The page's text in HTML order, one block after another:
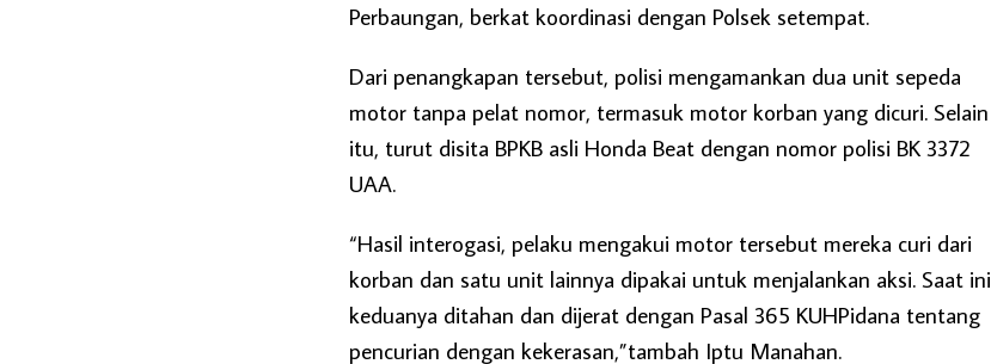
Perbaungan, berkat koordinasi dengan Polsek setempat.
Dari penangkapan tersebut, polisi mengamankan dua unit sepeda
motor tanpa pelat nomor, termasuk motor korban yang dicuri. Selain
itu, turut disita BPKB asli Honda Beat dengan nomor polisi BK 3372
UAA.
“Hasil interogasi, pelaku mengakui motor tersebut mereka curi dari
korban dan satu unit lainnya dipakai untuk menjalankan aksi. Saat ini
keduanya ditahan dan dijerat dengan Pasal 365 KUHPidana tentang
pencurian dengan kekerasan,”tambah Iptu Manahan.